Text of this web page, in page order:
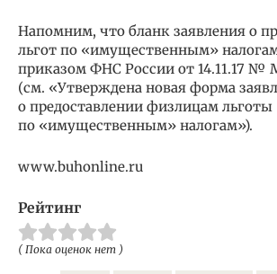
Напомним, что бланк заявления о
льгот по «имущественным»
приказом ФНС России от 14.11.17 №
(см. «Утверждена новая форма
о предоставлении физлицам льготы
по «имущественным» налогам»).
www.buhonline.ru
Рейтинг
( Пока оценок нет )